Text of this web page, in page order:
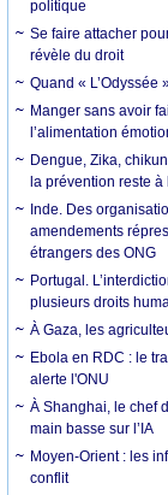
politique
Se faire attacher
révèle du droit
Quand « L’Odyssée
Manger sans avoir
l’alimentation
Dengue, Zika,
la prévention reste à
Inde. Des
amendements
étrangers des ONG
Portugal.
plusieurs droits
À Gaza, les
Ebola en RDC : le
alerte l'ONU
À Shanghai, le chef
main basse sur l’IA
Moyen-Orient : les
conflit